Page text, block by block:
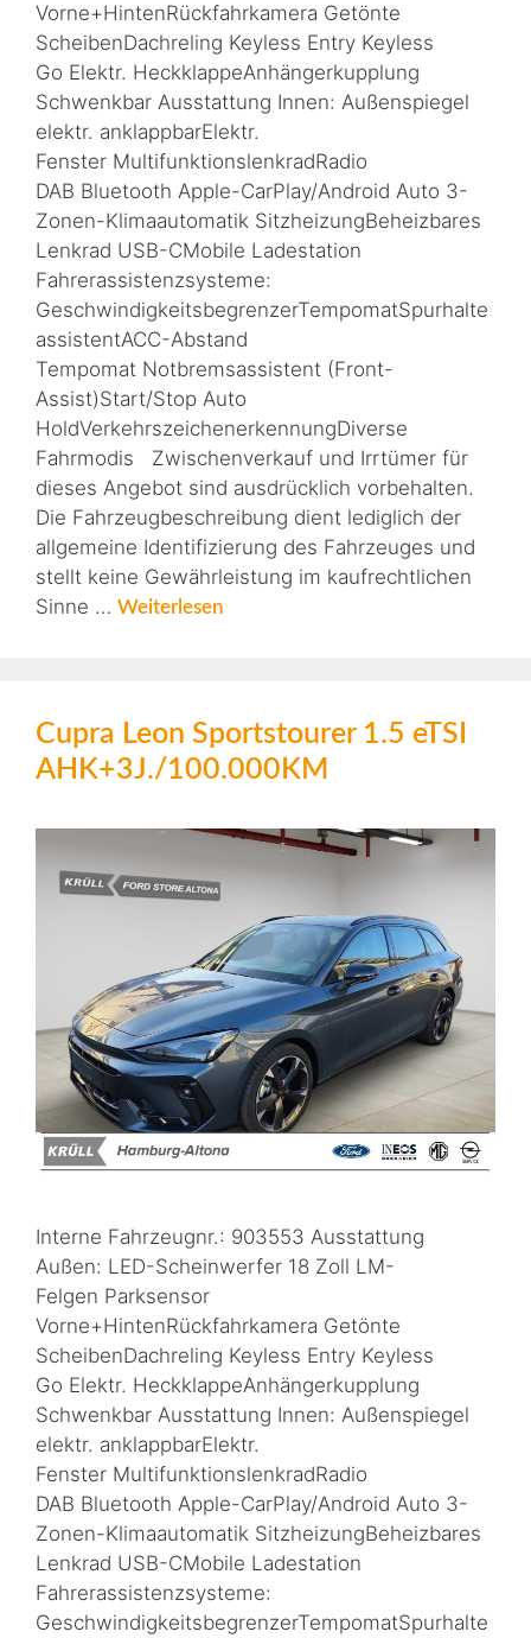
Vorne+HintenRückfahrkamera Getönte
ScheibenDachreling Keyless Entry Keyless
Go Elektr. HeckklappeAnhängerkupplung
Schwenkbar Ausstattung Innen: Außenspiegel
elektr. anklappbarElektr.
Fenster MultifunktionslenkradRadio
DAB Bluetooth Apple-CarPlay/Android Auto 3-
Zonen-Klimaautomatik SitzheizungBeheizbares
Lenkrad USB-CMobile Ladestation
Fahrerassistenzsysteme:
GeschwindigkeitsbegrenzerTempomatSpurhalte
assistentACC-Abstand
Tempomat Notbremsassistent (Front-
Assist)Start/Stop Auto
HoldVerkehrszeichenerkennungDiverse
Fahrmodis Zwischenverkauf und Irrtümer für
dieses Angebot sind ausdrücklich vorbehalten.
Die Fahrzeugbeschreibung dient lediglich der
allgemeine Identifizierung des Fahrzeuges und
stellt keine Gewährleistung im kaufrechtlichen
Sinne … Weiterlesen
Cupra Leon Sportstourer 1.5 eTSI
AHK+3J./100.000KM
Interne Fahrzeugnr.: 903553 Ausstattung
Außen: LED-Scheinwerfer 18 Zoll LM-
Felgen Parksensor
Vorne+HintenRückfahrkamera Getönte
ScheibenDachreling Keyless Entry Keyless
Go Elektr. HeckklappeAnhängerkupplung
Schwenkbar Ausstattung Innen: Außenspiegel
elektr. anklappbarElektr.
Fenster MultifunktionslenkradRadio
DAB Bluetooth Apple-CarPlay/Android Auto 3-
Zonen-Klimaautomatik SitzheizungBeheizbares
Lenkrad USB-CMobile Ladestation
Fahrerassistenzsysteme:
GeschwindigkeitsbegrenzerTempomatSpurhalte